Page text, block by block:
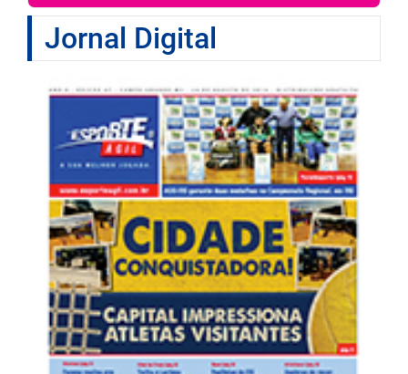
Jornal Digital